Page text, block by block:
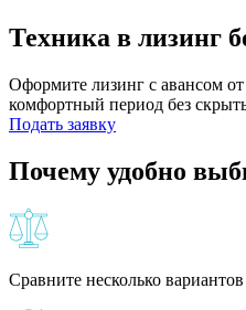
Техника в лизинг
Оформите лизинг с авансом
комфортный период без
Подать заявку
Почему удобно
Сравните несколько